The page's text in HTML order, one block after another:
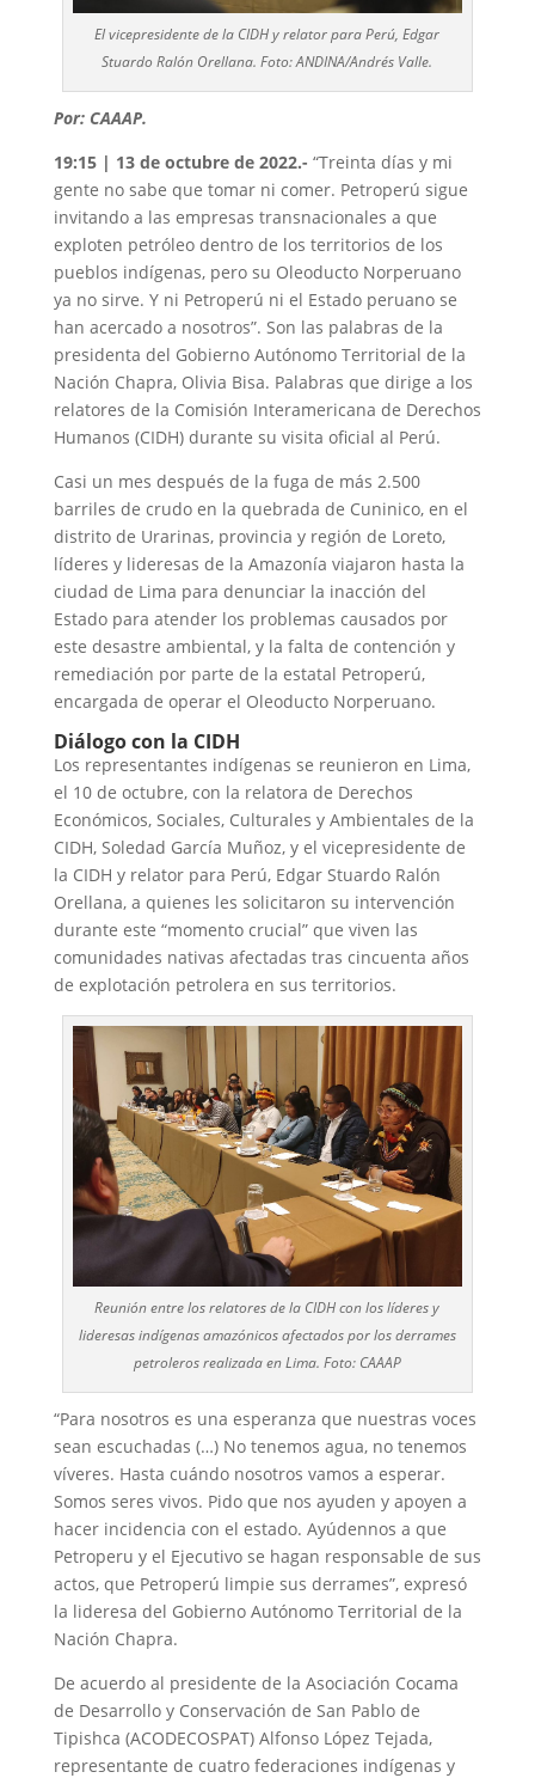
El vicepresidente de la CIDH y relator para Perú, Edgar
Stuardo Ralón Orellana. Foto: ANDINA/Andrés Valle.
Por: CAAAP.
19:15 | 13 de octubre de 2022.- “Treinta días y mi
gente no sabe que tomar ni comer. Petroperú sigue
invitando a las empresas transnacionales a que
exploten petróleo dentro de los territorios de los
pueblos indígenas, pero su Oleoducto Norperuano
ya no sirve. Y ni Petroperú ni el Estado peruano se
han acercado a nosotros”. Son las palabras de la
presidenta del Gobierno Autónomo Territorial de la
Nación Chapra, Olivia Bisa. Palabras que dirige a los
relatores de la Comisión Interamericana de Derechos
Humanos (CIDH) durante su visita oficial al Perú.
Casi un mes después de la fuga de más 2.500
barriles de crudo en la quebrada de Cuninico, en el
distrito de Urarinas, provincia y región de Loreto,
líderes y lideresas de la Amazonía viajaron hasta la
ciudad de Lima para denunciar la inacción del
Estado para atender los problemas causados por
este desastre ambiental, y la falta de contención y
remediación por parte de la estatal Petroperú,
encargada de operar el Oleoducto Norperuano.
Diálogo con la CIDH
Los representantes indígenas se reunieron en Lima,
el 10 de octubre, con la relatora de Derechos
Económicos, Sociales, Culturales y Ambientales de la
CIDH, Soledad García Muñoz, y el vicepresidente de
la CIDH y relator para Perú, Edgar Stuardo Ralón
Orellana, a quienes les solicitaron su intervención
durante este “momento crucial” que viven las
comunidades nativas afectadas tras cincuenta años
de explotación petrolera en sus territorios.
Reunión entre los relatores de la CIDH con los líderes y
lideresas indígenas amazónicos afectados por los derrames
petroleros realizada en Lima. Foto: CAAAP
“Para nosotros es una esperanza que nuestras voces
sean escuchadas (…) No tenemos agua, no tenemos
víveres. Hasta cuándo nosotros vamos a esperar.
Somos seres vivos. Pido que nos ayuden y apoyen a
hacer incidencia con el estado. Ayúdennos a que
Petroperu y el Ejecutivo se hagan responsable de sus
actos, que Petroperú limpie sus derrames”, expresó
la lideresa del Gobierno Autónomo Territorial de la
Nación Chapra.
De acuerdo al presidente de la Asociación Cocama
de Desarrollo y Conservación de San Pablo de
Tipishca (ACODECOSPAT) Alfonso López Tejada,
representante de cuatro federaciones indígenas y